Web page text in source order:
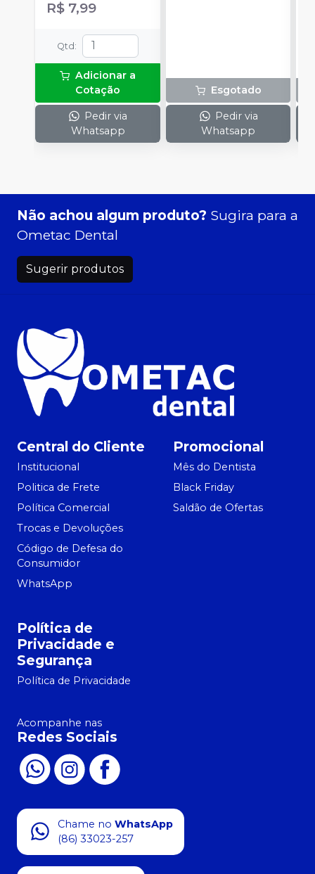
R$ 7,99
Qtd :
Adicionar a
Cotação
Pedir via
Whatsapp
Esgotado
Pedir via
Whatsapp
Não achou algum produto? Sugira para a
Ometac Dental
Sugerir produtos
Central do Cliente
Institucional
Politica de Frete
Política Comercial
Trocas e Devoluções
Código de Defesa do
Consumidor
WhatsApp
Promocional
Mês do Dentista
Black Friday
Saldão de Ofertas
Política de
Privacidade e
Segurança
Política de Privacidade
Acompanhe nas
Redes Sociais
Chame no WhatsApp
(86) 33023-257